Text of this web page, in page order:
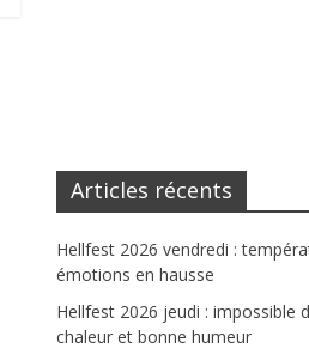
Articles récents
Hellfest 2026 vendredi :
émotions en hausse
Hellfest 2026 jeudi : impossible
chaleur et bonne humeur